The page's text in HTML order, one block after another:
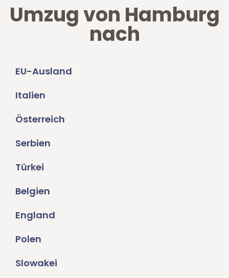
Umzug von Hamburg
nach
EU-Ausland
Italien
Österreich
Serbien
Türkei
Belgien
England
Polen
Slowakei